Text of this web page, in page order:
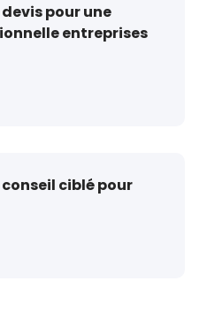
pour une
entreprises
ciblé pour